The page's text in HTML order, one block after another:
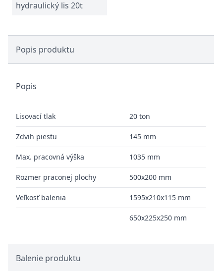
hydraulický lis 20t
Popis produktu
Popis
Lisovací tlak 20 ton
Zdvih piestu 145 mm
Max. pracovná výška 1035 mm
Rozmer praconej plochy 500x200 mm
Veľkosť balenia 1595x210x115 mm
650x225x250 mm
Balenie produktu